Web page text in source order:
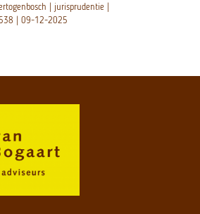
| jurisprudentie |
| 09-12-2025